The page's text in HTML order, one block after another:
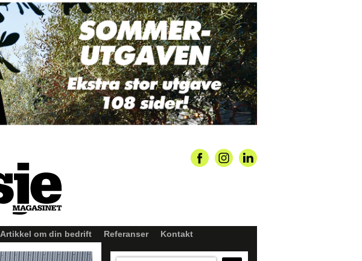
Artikkel om din bedrift Referanser Kontakt